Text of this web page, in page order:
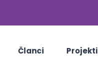
Članci Projekti